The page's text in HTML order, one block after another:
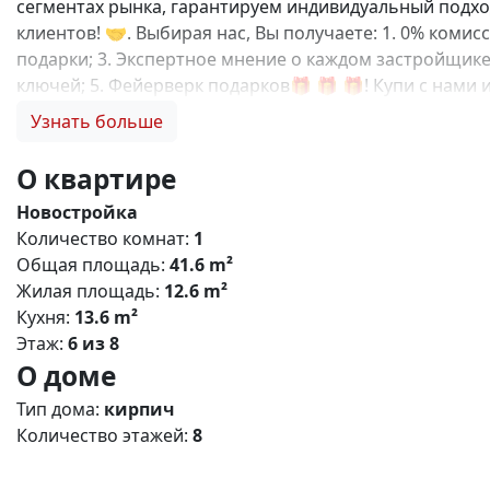
сегментах рынка, гарантируем индивидуальный
клиентов! 🤝. Выбирая нас, Вы получаете: 1. 0%
подарки; 3. Экспертное мнение о каждом
ключей; 5. Фейерверк подарков🎁 🎁 🎁! Купи с
квартал» — современный жилой комплекс
районе Симферополя с удобной транспортной
транспорта; - рядом — ключевые магистрали,
12 этажей (оптимальная плотность застройки). -
пространства, большие окна, функциональные
Дворы: без машин, озеленение, детские и
игровые комплексы для разных возрастов; - места
цены и качества; - развитая социальная
программ. N5543
Узнать больше
О квартире
Новостройка
Количество комнат: 1
Общая площадь: 41.6 m²
Жилая площадь: 12.6 m²
Кухня: 13.6 m²
Этаж: 6 из 8
О доме
Тип дома: кирпич
Количество этажей: 8